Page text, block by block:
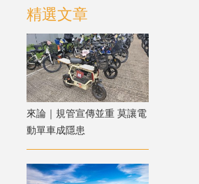
精選文章
來論｜規管宣傳並重 莫讓電
動單車成隱患